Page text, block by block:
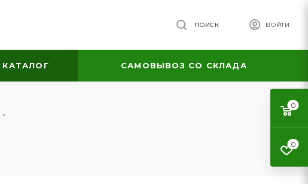
ВОЙТИ
ПОИСК
КАТАЛОГ САМОВЫВОЗ СО СКЛАДА
0
0